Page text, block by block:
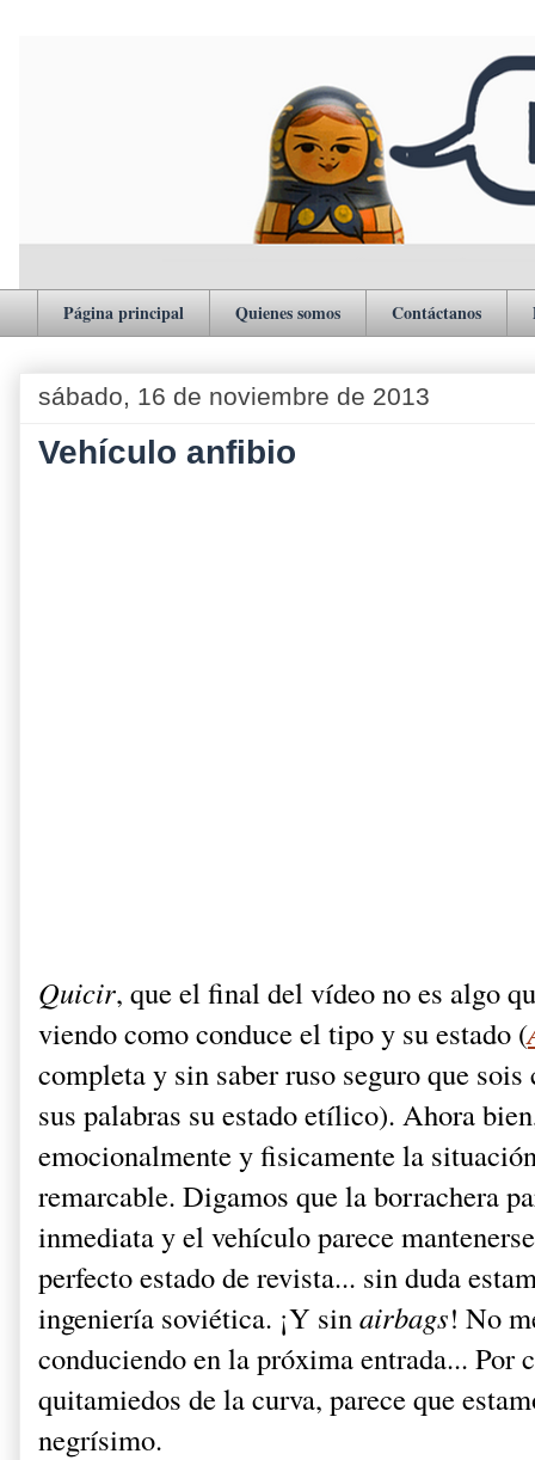
Página principal Quienes somos Contáctanos
sábado, 16 de noviembre de 2013
Vehículo anfibio
Quicir, que el final del vídeo no es algo
viendo como conduce el tipo y su estado (
completa y sin saber ruso seguro que
sus palabras su estado etílico). Ahora
emocionalmente y fisicamente la
remarcable. Digamos que la borrachera
inmediata y el vehículo parece
perfecto estado de revista... sin duda
ingeniería soviética. ¡Y sinairbags! No
conduciendo en la próxima entrada... Por
quitamiedos de la curva, parece que
negrísimo.